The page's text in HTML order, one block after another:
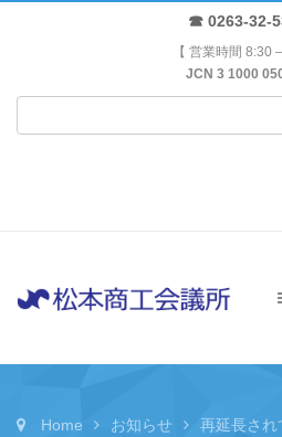
☎ 0263-32-
【 営業時間 8:30 –
JCN 3 1000
Home お知らせ
再延長され